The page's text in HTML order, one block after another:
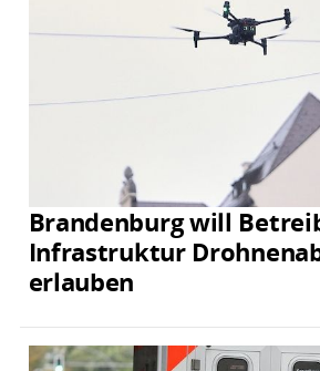
Brandenburg will
Infrastruktur
erlauben